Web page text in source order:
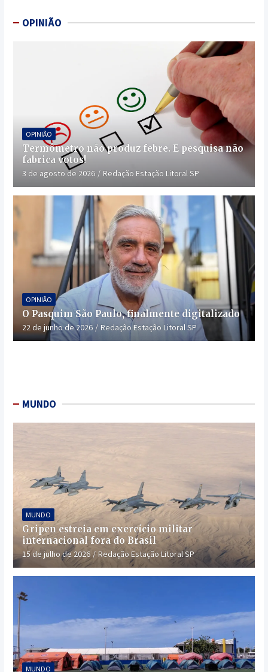
OPINIÃO
OPINIÃO
Termômetro não produz febre. E pesquisa não
fabrica votos!
3 de agosto de 2026 Redação Estação Litoral SP
OPINIÃO
O Pasquim São Paulo, finalmente digitalizado
22 de junho de 2026 Redação Estação Litoral SP
MUNDO
MUNDO
Gripen estreia em exercício militar
internacional fora do Brasil
15 de julho de 2026 Redação Estação Litoral SP
MUNDO